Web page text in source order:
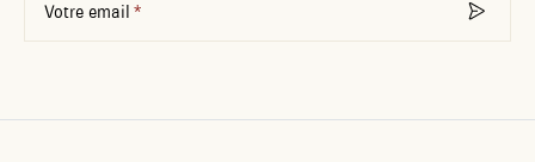
Votre email